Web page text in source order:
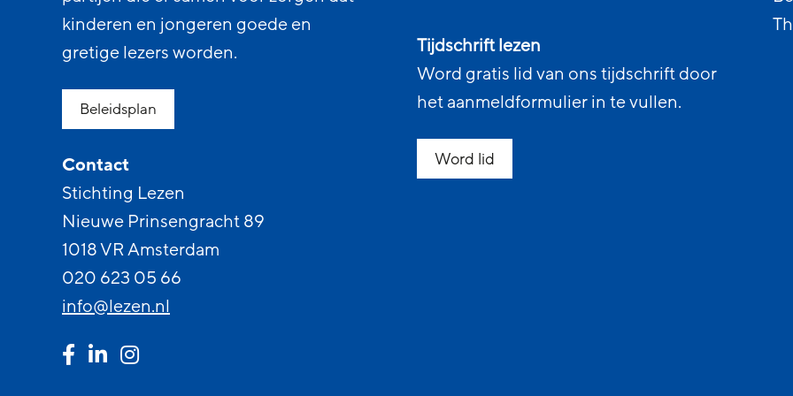
kinderen en jongeren goede en
gretige lezers worden.
Beleidsplan
Contact
Stichting Lezen
Nieuwe Prinsengracht 89
1018 VR Amsterdam
020 623 05 66
info@lezen.nl
Tijdschrift lezen
Word gratis lid van ons tijdschrift door
het aanmeldformulier in te vullen.
Word lid